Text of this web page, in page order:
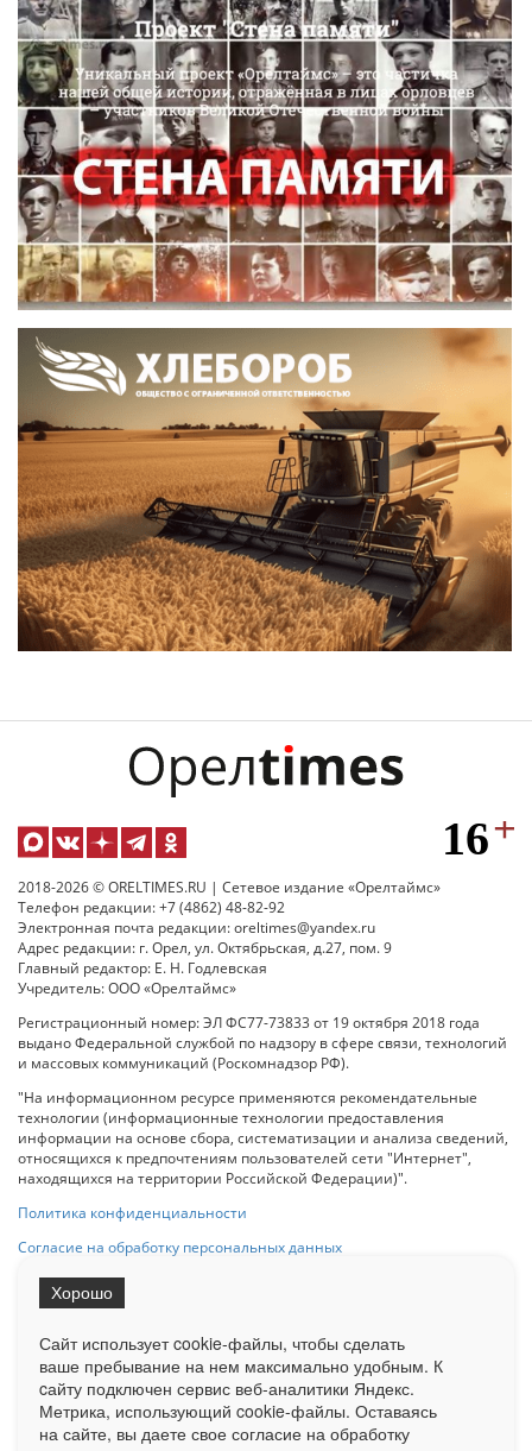
2018-2026 © ORELTIMES.RU | Сетевое издание «Орелтаймс»
Телефон редакции: +7 (4862) 48-82-92
Электронная почта редакции: oreltimes@yandex.ru
Адрес редакции: г. Орел, ул. Октябрьская, д.27, пом. 9
Главный редактор: Е. Н. Годлевская
Учредитель: ООО «Орелтаймс»
Регистрационный номер: ЭЛ ФС77-73833 от 19 октября 2018 года
выдано Федеральной службой по надзору в сфере связи, технологий
и массовых коммуникаций (Роскомнадзор РФ).
"На информационном ресурсе применяются рекомендательные
технологии (информационные технологии предоставления
информации на основе сбора, систематизации и анализа сведений,
относящихся к предпочтениям пользователей сети "Интернет",
находящихся на территории Российской Федерации)".
Политика конфиденциальности
Согласие на обработку персональных данных
на Сетевое издание «ОрелТаймс» обязательна.
Ограниченная статистика посещаемости доступна на сайте
Liveinternet.ru . Подробная статистика для рекламодателей по запросу
у менеджера.
Сайт использует cookie-файлы, чтобы сделать
ваше пребывание на нем максимально удобным. К
cайту подключен сервис веб-аналитики Яндекс.
Метрика, использующий cookie-файлы. Оставаясь
на сайте, вы даете свое согласие на обработку
Хорошо